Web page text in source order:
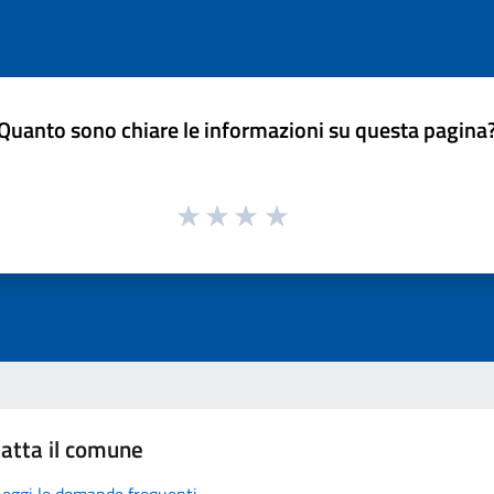
sono chiare le informazioni su questa
il comune